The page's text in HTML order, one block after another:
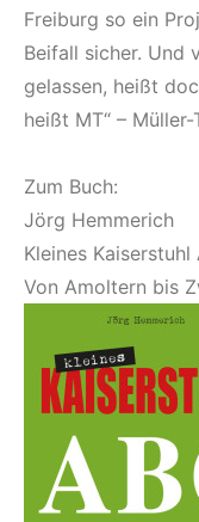
Freiburg so ein
Beifall sicher. Und
gelassen, heißt
heißt MT“ –
Zum Buch:
Jörg Hemmerich
Kleines Kaiserstuhl
Von Amoltern bis